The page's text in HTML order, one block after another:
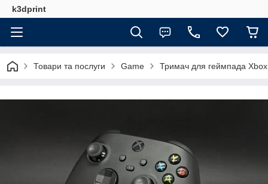
k3dprint
Товари та послуги Game Тримач для геймпада Xbox